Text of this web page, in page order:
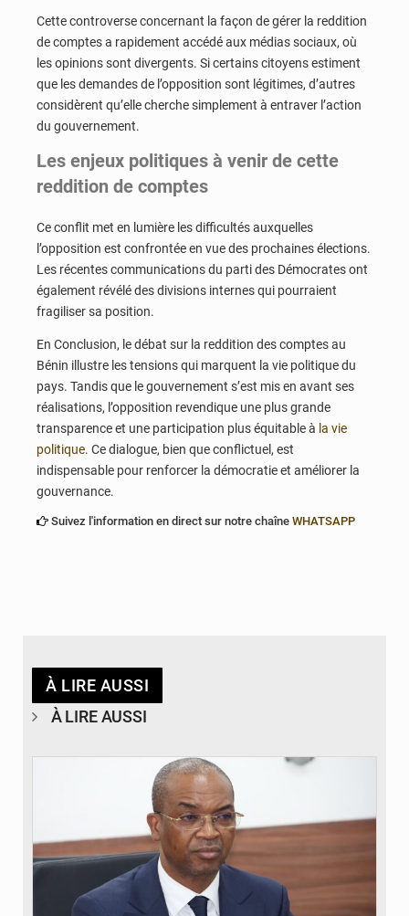
Cette controverse concernant la façon de gérer la reddition
de comptes a rapidement accédé aux médias sociaux, où
les opinions sont divergents. Si certains citoyens estiment
que les demandes de l’opposition sont légitimes, d’autres
considèrent qu’elle cherche simplement à entraver l’action
du gouvernement.
Les enjeux politiques à venir de cette
reddition de comptes
Ce conflit met en lumière les difficultés auxquelles
l’opposition est confrontée en vue des prochaines élections.
Les récentes communications du parti des Démocrates ont
également révélé des divisions internes qui pourraient
fragiliser sa position.
En Conclusion, le débat sur la reddition des comptes au
Bénin illustre les tensions qui marquent la vie politique du
pays. Tandis que le gouvernement s’est mis en avant ses
réalisations, l’opposition revendique une plus grande
transparence et une participation plus équitable à la vie
politique. Ce dialogue, bien que conflictuel, est
indispensable pour renforcer la démocratie et améliorer la
gouvernance.
Suivez l'information en direct sur notre chaîne WHATSAPP
À LIRE AUSSI
À LIRE AUSSI